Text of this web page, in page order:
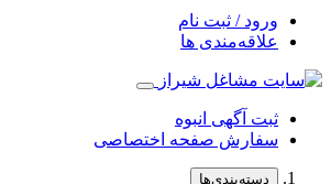
ورود / ثبت نام
علاقه‌مندی ها
ثبت آگهی انبوه
سفارش صفحه اختصاصی
دسته‌بندی‌ها